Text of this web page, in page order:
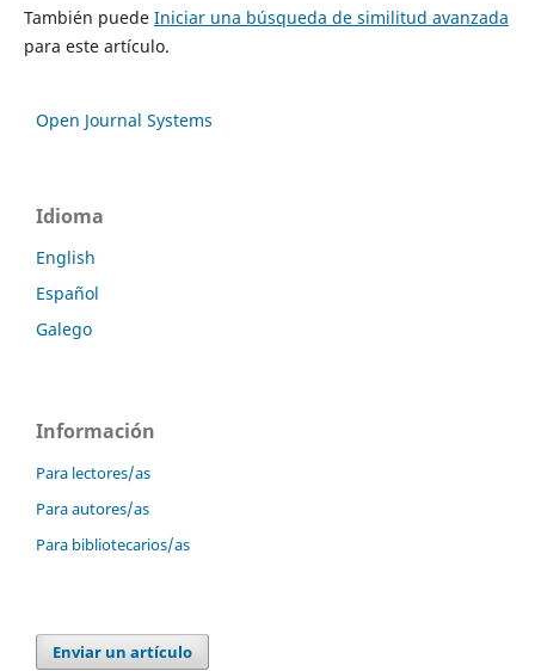
También puede Iniciar una búsqueda de similitud avanzada
para este artículo.
Open Journal Systems
Idioma
English
Español
Galego
Información
Para lectores/as
Para autores/as
Para bibliotecarios/as
Enviar un artículo